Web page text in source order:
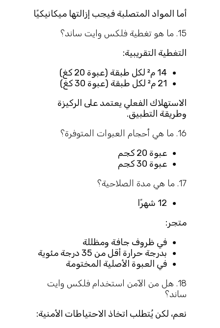
أما المواد المتصلبة فيجب إزالتها ميكانيكيًا
15. ما هو تغطية فلكس وايت ساند؟
التغطية التقريبية:
14 م² لكل طبقة (عبوة 20 كغ)
21 م² لكل طبقة (عبوة 30 كغ)
الاستهلاك الفعلي يعتمد على الركيزة
وطريقة التطبيق.
16. ما هي أحجام العبوات المتوفرة؟
عبوة 20 كجم
عبوة 30 كجم
17. ما هي مدة الصلاحية؟
12 شهرًا
متجر:
في ظروف جافة ومظللة
بدرجة حرارة أقل من 35 درجة مئوية
في العبوة الأصلية المختومة
18. هل من الآمن استخدام فلكس وايت
ساند؟
نعم، لكن يُتطلب اتخاذ الاحتياطات الأمنية: